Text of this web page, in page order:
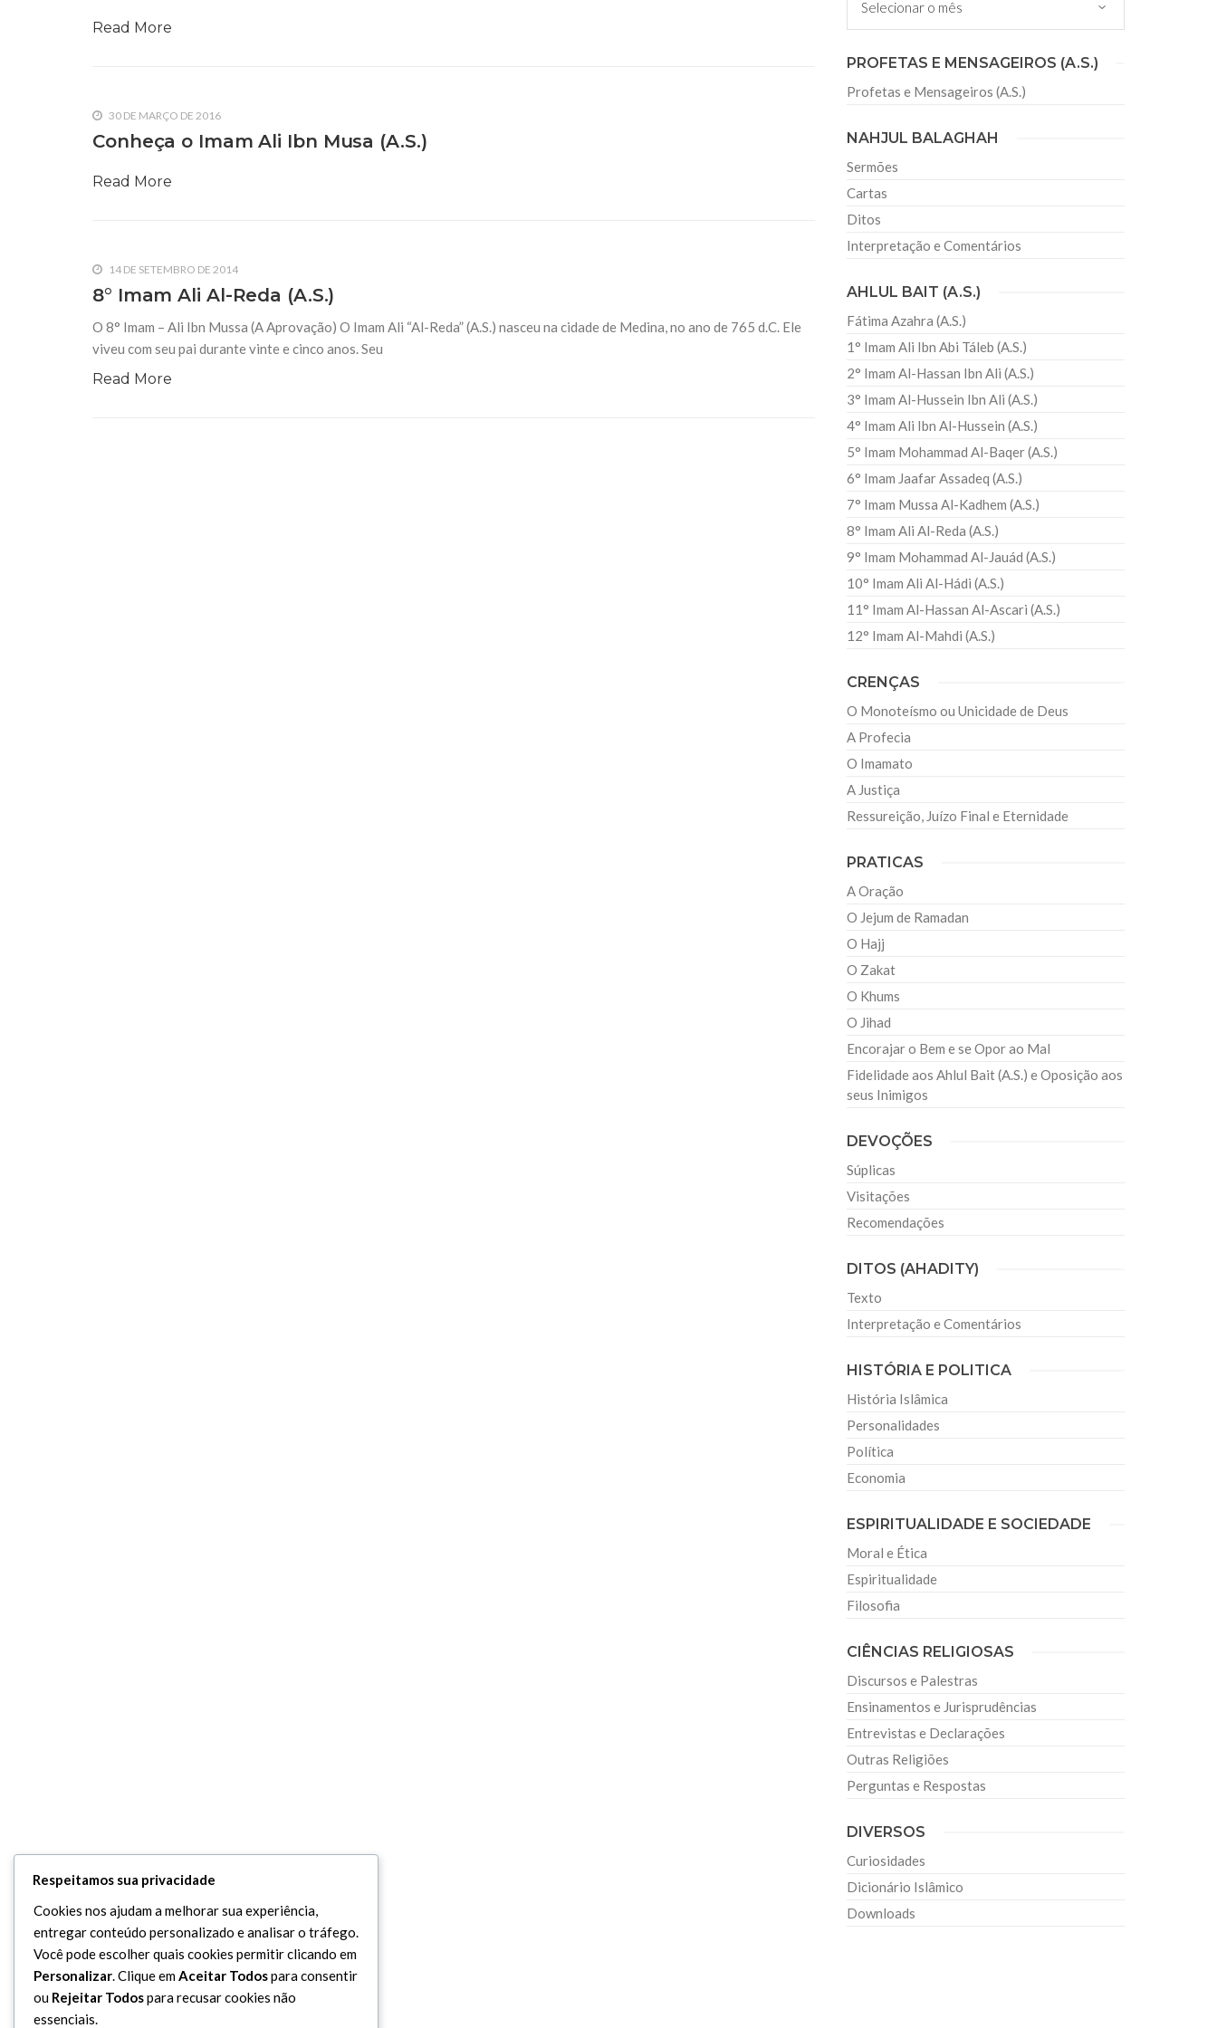
Read More
30 DE MARÇO DE 2016
Conheça o Imam Ali Ibn Musa (A.S.)
Read More
14 DE SETEMBRO DE 2014
8° Imam Ali Al-Reda (A.S.)
O 8° Imam – Ali Ibn Mussa (A Aprovação) O Imam Ali “Al-Reda” (A.S.) nasceu na cidade de Medina, no ano de 765 d.C. Ele
viveu com seu pai durante vinte e cinco anos. Seu
Read More
PROFETAS E MENSAGEIROS (A.S.)
Profetas e Mensageiros (A.S.)
NAHJUL BALAGHAH
Sermões
Cartas
Ditos
Interpretação e Comentários
AHLUL BAIT (A.S.)
Fátima Azahra (A.S.)
1° Imam Ali Ibn Abi Táleb (A.S.)
2° Imam Al-Hassan Ibn Ali (A.S.)
3° Imam Al-Hussein Ibn Ali (A.S.)
4° Imam Ali Ibn Al-Hussein (A.S.)
5° Imam Mohammad Al-Baqer (A.S.)
6° Imam Jaafar Assadeq (A.S.)
7° Imam Mussa Al-Kadhem (A.S.)
8° Imam Ali Al-Reda (A.S.)
9° Imam Mohammad Al-Jauád (A.S.)
10° Imam Ali Al-Hádi (A.S.)
11° Imam Al-Hassan Al-Ascari (A.S.)
12° Imam Al-Mahdi (A.S.)
CRENÇAS
O Monoteísmo ou Unicidade de Deus
A Profecia
O Imamato
A Justiça
Ressureição, Juízo Final e Eternidade
PRATICAS
A Oração
O Jejum de Ramadan
O Hajj
O Zakat
O Khums
O Jihad
Encorajar o Bem e se Opor ao Mal
Fidelidade aos Ahlul Bait (A.S.) e Oposição aos
seus Inimigos
DEVOÇÕES
Súplicas
Visitações
Recomendações
DITOS (AHADITY)
Texto
Interpretação e Comentários
HISTÓRIA E POLITICA
História Islâmica
Personalidades
Política
Economia
ESPIRITUALIDADE E SOCIEDADE
Moral e Ética
Espiritualidade
Filosofia
CIÊNCIAS RELIGIOSAS
Discursos e Palestras
Ensinamentos e Jurisprudências
Entrevistas e Declarações
Outras Religiões
Perguntas e Respostas
DIVERSOS
Curiosidades
Dicionário Islâmico
Downloads
Respeitamos sua privacidade
Cookies nos ajudam a melhorar sua experiência,
entregar conteúdo personalizado e analisar o tráfego.
Você pode escolher quais cookies permitir clicando em
Personalizar. Clique emAceitar Todospara consentir
ou Rejeitar Todospara recusar cookies não
essenciais.